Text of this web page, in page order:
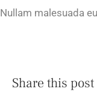
Nullam malesuada
Share this post